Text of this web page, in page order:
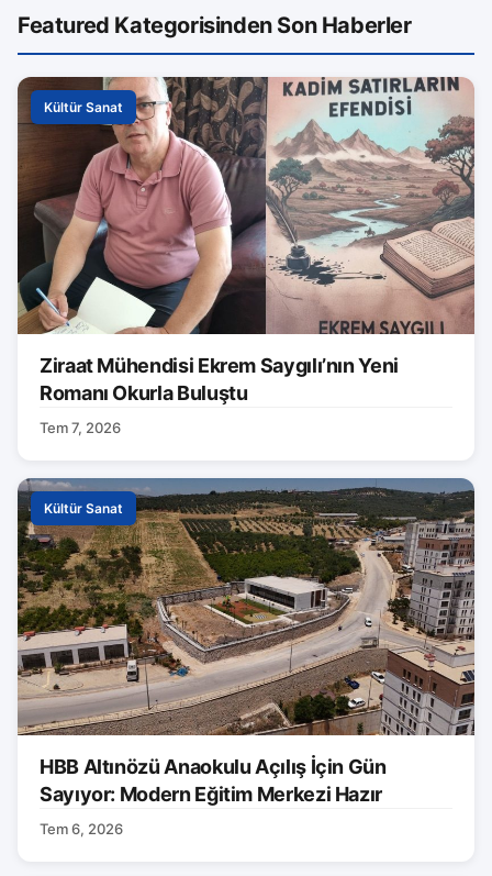
Featured Kategorisinden Son Haberler
Kültür Sanat
Ziraat Mühendisi Ekrem Saygılı’nın Yeni
Romanı Okurla Buluştu
Tem 7, 2026
Kültür Sanat
HBB Altınözü Anaokulu Açılış İçin Gün
Sayıyor: Modern Eğitim Merkezi Hazır
Tem 6, 2026